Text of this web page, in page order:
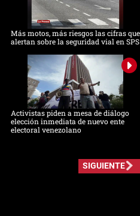
Más motos, más riesgos las cifras que
alertan sobre la seguridad vial en SPS
Activistas piden a mesa de diálogo
elección inmediata de nuevo ente
electoral venezolano
SIGUIENTE